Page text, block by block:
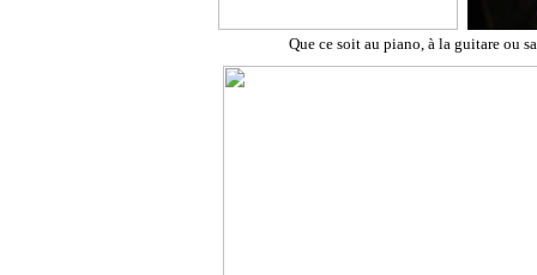
Que ce soit au piano, à la guitare ou